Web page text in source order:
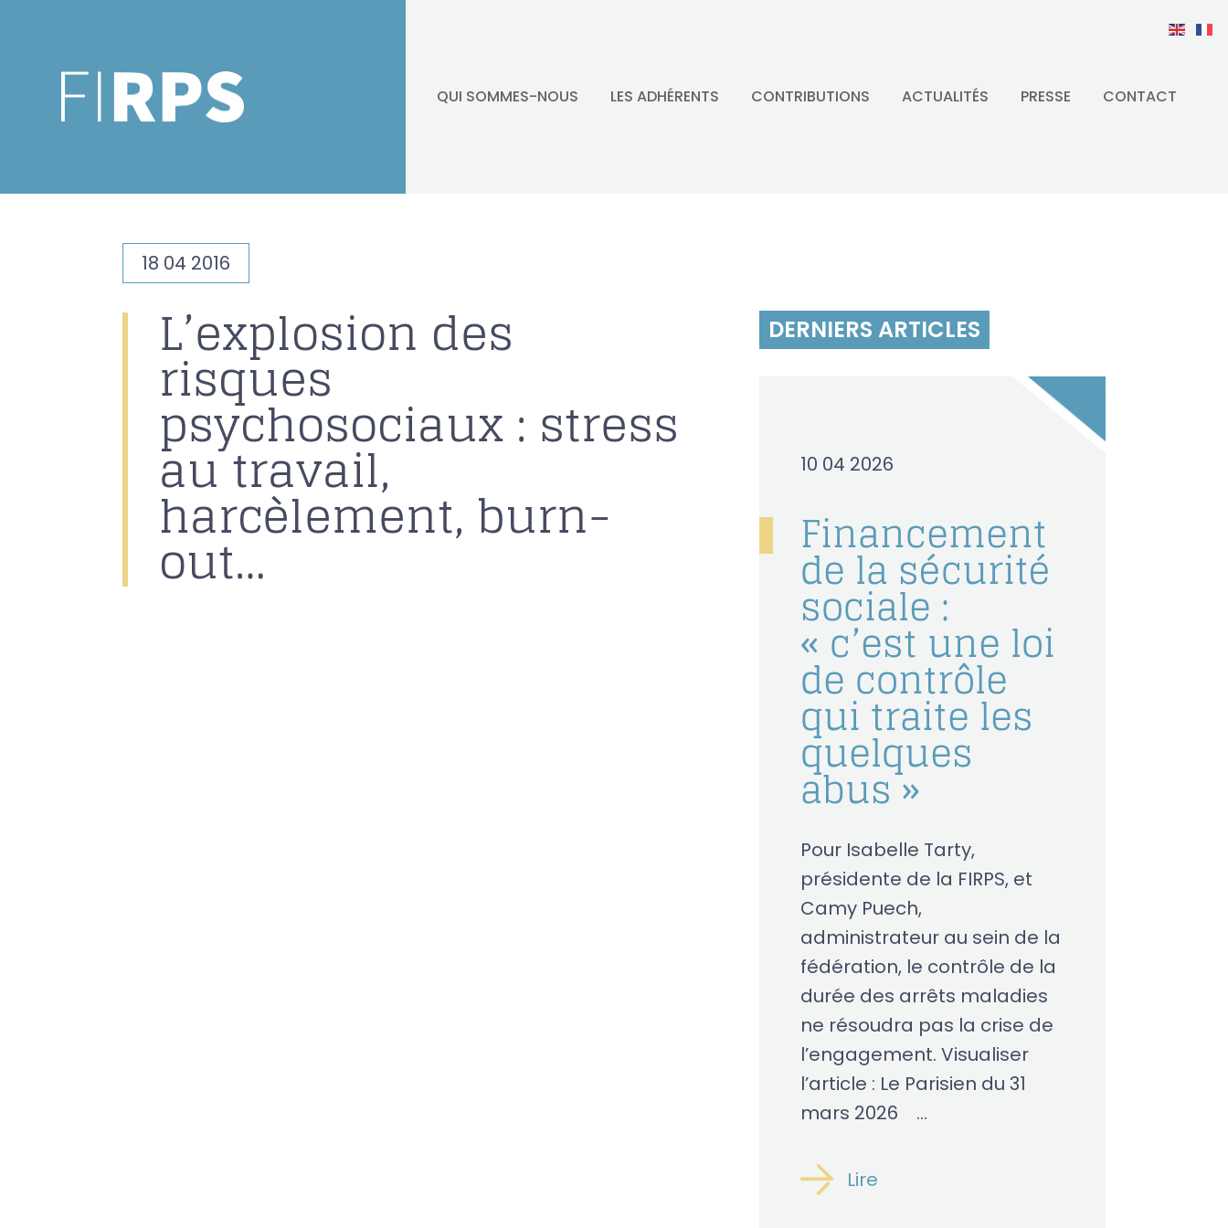
QUI SOMMES-NOUS LES ADHÉRENTS CONTRIBUTIONS ACTUALITÉS PRESSE CONTACT
18 04 2016
L’explosion des
risques
psychosociaux : stress
au travail,
harcèlement, burn-
out…
DERNIERS ARTICLES
10 04 2026
Financement
de la sécurité
sociale :
« c’est une loi
de contrôle
qui traite les
quelques
abus »
Pour Isabelle Tarty,
présidente de la FIRPS, et
Camy Puech,
administrateur au sein de la
fédération, le contrôle de la
durée des arrêts maladies
ne résoudra pas la crise de
l’engagement. Visualiser
l’article : Le Parisien du 31
mars 2026 ...
Lire